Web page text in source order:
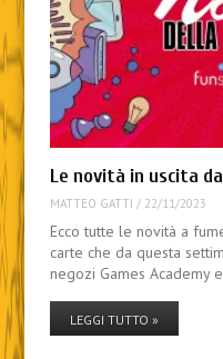
Le novità in uscita
MATTEO GATTI / 22/11/2023
Ecco tutte le novità a
carte che da questa
negozi Games Academy
LEGGI TUTTO »